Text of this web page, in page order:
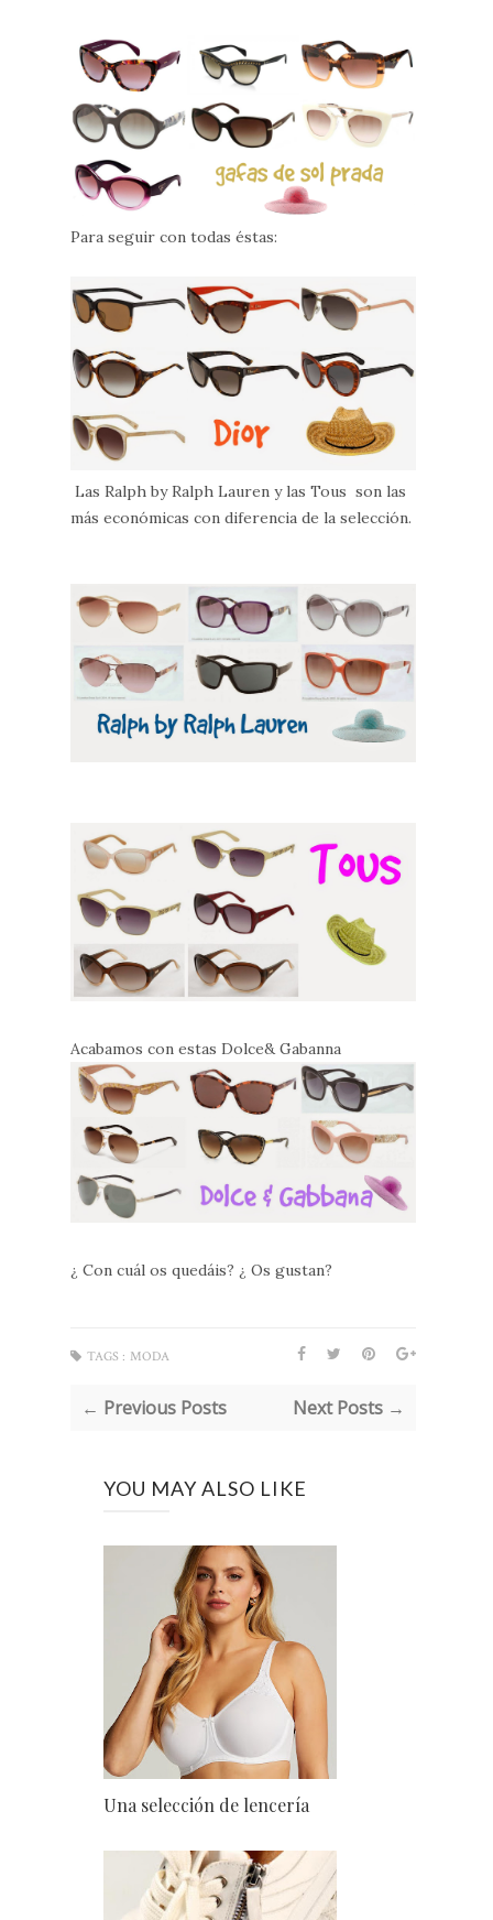
Para seguir con todas éstas:
Las Ralph by Ralph Lauren y las Tous son las
más económicas con diferencia de la selección.
Acabamos con estas Dolce& Gabanna
¿ Con cuál os quedáis? ¿ Os gustan?
TAGS : MODA
← Previous Posts Next Posts →
YOU MAY ALSO LIKE
Una selección de lencería